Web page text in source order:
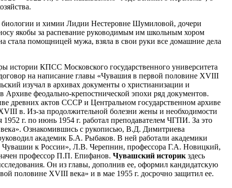
и химии Лидии Нестеровне Шумиловой, дочери
якобы за распевание руководимым им школьным хором
стала помощницей мужа, взяла в свои руки все домашние дела
истории КПСС Московского государственного университета
на написание главы «Чувашия в первой половине XVIII
изучал в архивах документы о христианизации и
феодально-крепостнической эпохи ряд документов.
древних актов СССР и Центральном государственном архиве
в. Из-за продолжительной болезни жены и необходимости
г. по июнь 1954 г. работал преподавателем ЧГПИ. За это
Ознакомившись с рукописью, В.Д. Димитриева
академик Б.А. Рыбаков. В ней работали академики
к России», Л.В. Черепнин, профессора Г.А. Новицкий,
профессор П.П. Епифанов.Чувашский историк здесь
Он из главы, дополнив ее, оформил кандидатскую
половине XVIII века» и в мае 1955 г. досрочно защитил ее.